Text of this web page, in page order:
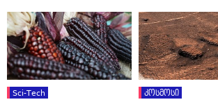
Sci-Tech კოსმოსი